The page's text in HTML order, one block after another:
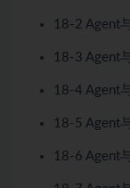
18-2 Agent
18-3 Agent
18-4 Agent
18-5 Agent
18-6 Agent